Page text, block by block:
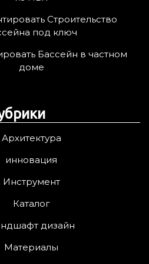
Строительство
под ключ
Бассейн в частном
доме
Архитектура
инновация
Инструмент
Каталог
дизайн
Материалы